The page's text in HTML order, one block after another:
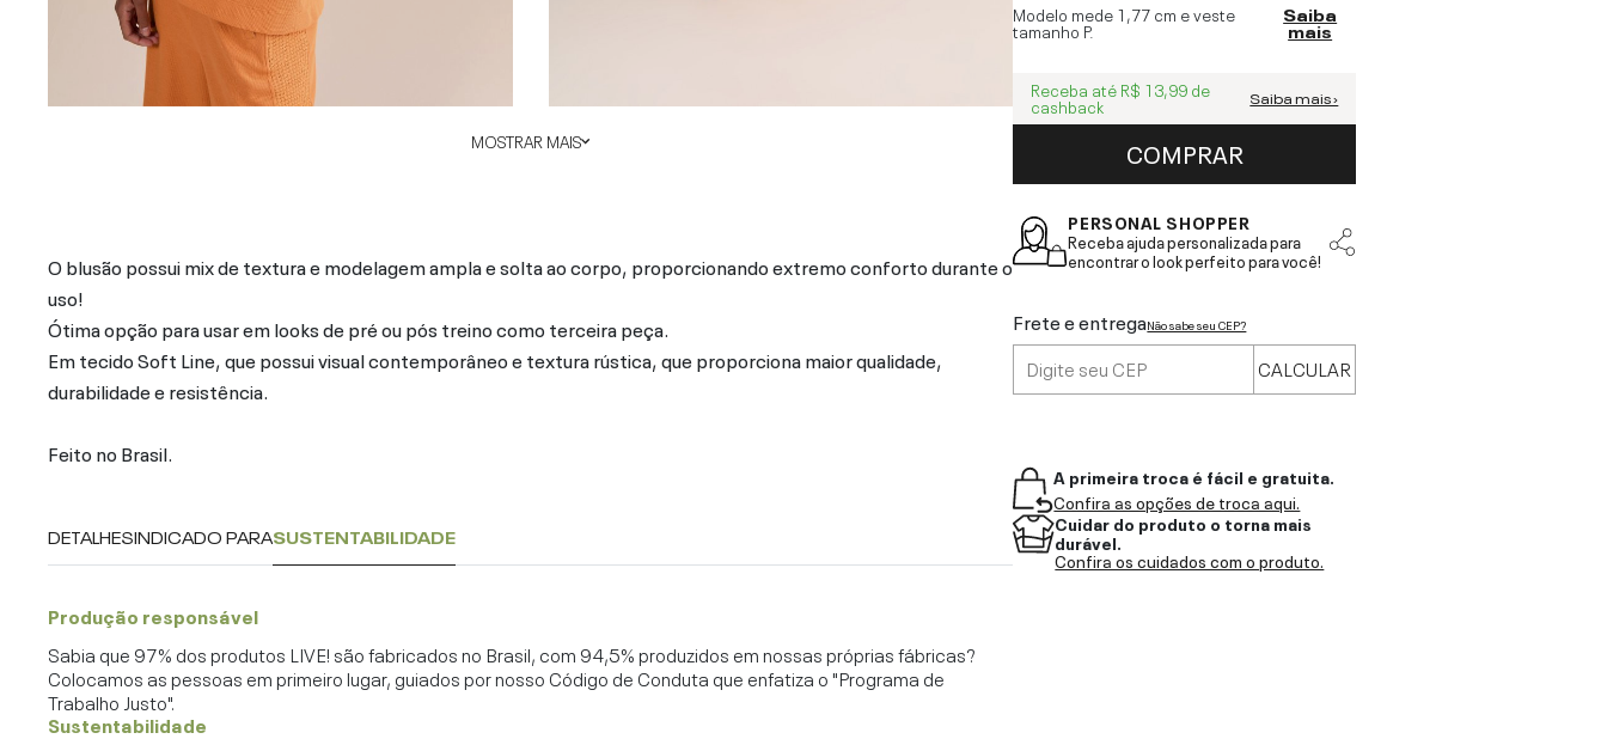
MOSTRAR MAIS
O blusão possui mix de textura e modelagem ampla e solta ao corpo, proporcionando extremo conforto durante o
uso!
Ótima opção para usar em looks de pré ou pós treino como terceira peça.
Em tecido Soft Line, que possui visual contemporâneo e textura rústica, que proporciona maior qualidade,
durabilidade e resistência.
Feito no Brasil.
DETALHESINDICADO PARASUSTENTABILIDADE
Produção responsável
Sabia que 97% dos produtos LIVE! são fabricados no Brasil, com 94,5% produzidos em nossas próprias fábricas?
Colocamos as pessoas em primeiro lugar, guiados por nosso Código de Conduta que enfatiza o "Programa de
Trabalho Justo".
Sustentabilidade
Modelo mede 1,77 cm e veste
tamanho P.
Saiba
mais
Receba até R$ 13,99 de
cashback Saiba mais ›
COMPRAR
PERSONAL SHOPPER
Receba ajuda personalizada para
encontrar o look perfeito para você!
Frete e entregaNão sabe seu CEP?
CALCULAR
A primeira troca é fácil e gratuita.
Confira as opções de troca aqui.
Cuidar do produto o torna mais
durável.
Confira os cuidados com o produto.